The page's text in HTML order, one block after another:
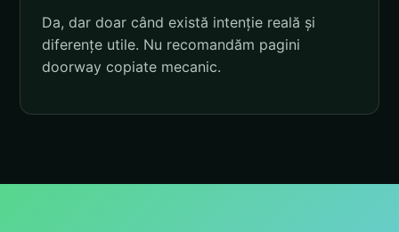
Da, dar doar când există intenție reală și
diferențe utile. Nu recomandăm pagini
doorway copiate mecanic.